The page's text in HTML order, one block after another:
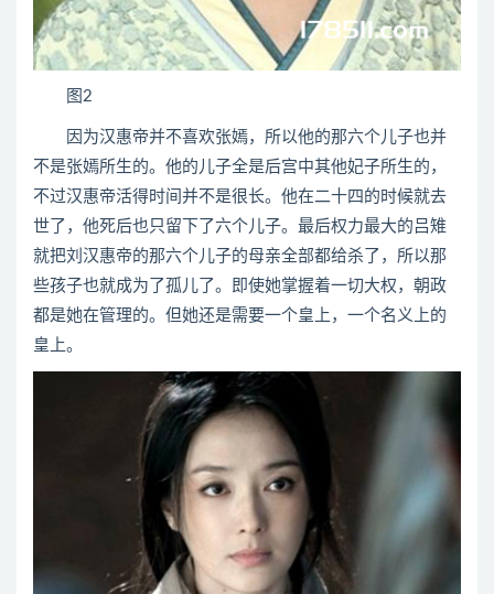
图2
因为汉惠帝并不喜欢张嫣，所以他的那六个儿子也并
不是张嫣所生的。他的儿子全是后宫中其他妃子所生的，
不过汉惠帝活得时间并不是很长。他在二十四的时候就去
世了，他死后也只留下了六个儿子。最后权力最大的吕雉
就把刘汉惠帝的那六个儿子的母亲全部都给杀了，所以那
些孩子也就成为了孤儿了。即使她掌握着一切大权，朝政
都是她在管理的。但她还是需要一个皇上，一个名义上的
皇上。